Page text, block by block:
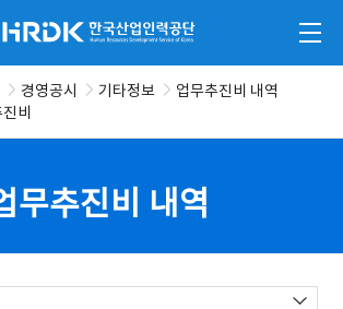
HRDK 한국산업인력공단 전체
경영공시 기타정보
업무추진비 내역
비
무추진비 내역